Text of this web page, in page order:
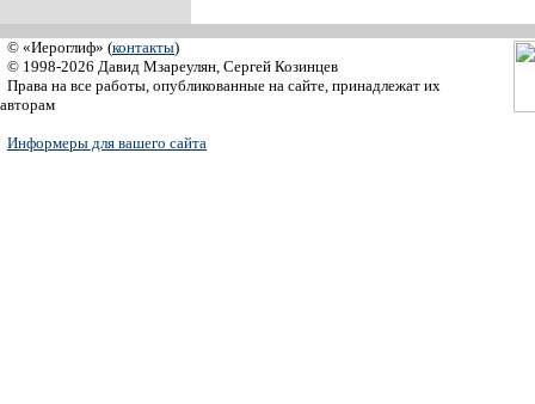
© «Иероглиф» (контакты)
© 1998-2026 Давид Мзареулян, Сергей Козинцев
Права на все работы, опубликованные на сайте, принадлежат их
авторам
Информеры для вашего сайта